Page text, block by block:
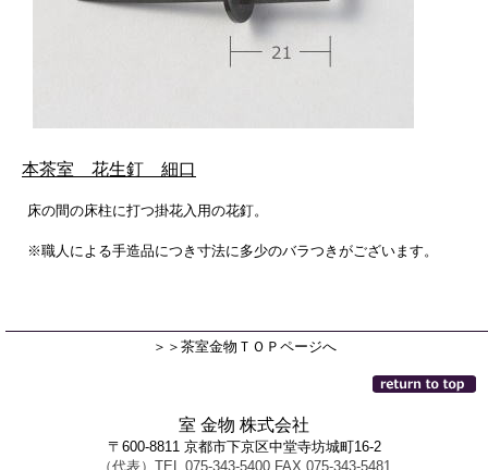
本茶室 花生釘 細口
床の間の床柱に打つ掛花入用の花釘。
※職人による手造品につき寸法に多少のバラつきがございます。
＞＞茶室金物ＴＯＰページへ
室 金物 株式会社
〒600-8811 京都市下京区中堂寺坊城町16-2
（代表）TEL.075-343-5400 FAX.075-343-5481